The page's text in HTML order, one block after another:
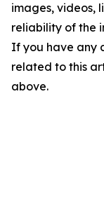
images, videos,
reliability of the
If you have any
related to this
above.